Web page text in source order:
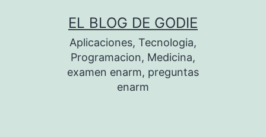
EL BLOG DE GODIE
Aplicaciones, Tecnologia,
Programacion, Medicina,
examen enarm, preguntas
enarm